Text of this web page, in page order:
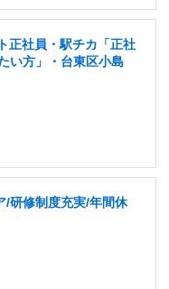
正社員・駅チカ「正社
い方」・台東区小島
/研修制度充実/年間休